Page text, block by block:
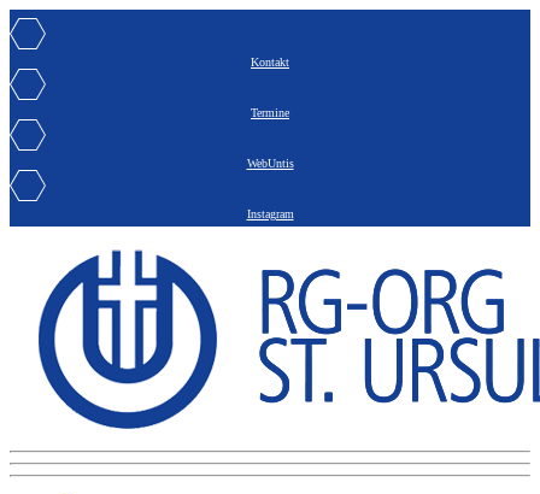
Kontakt
Termine
WebUntis
Instagram